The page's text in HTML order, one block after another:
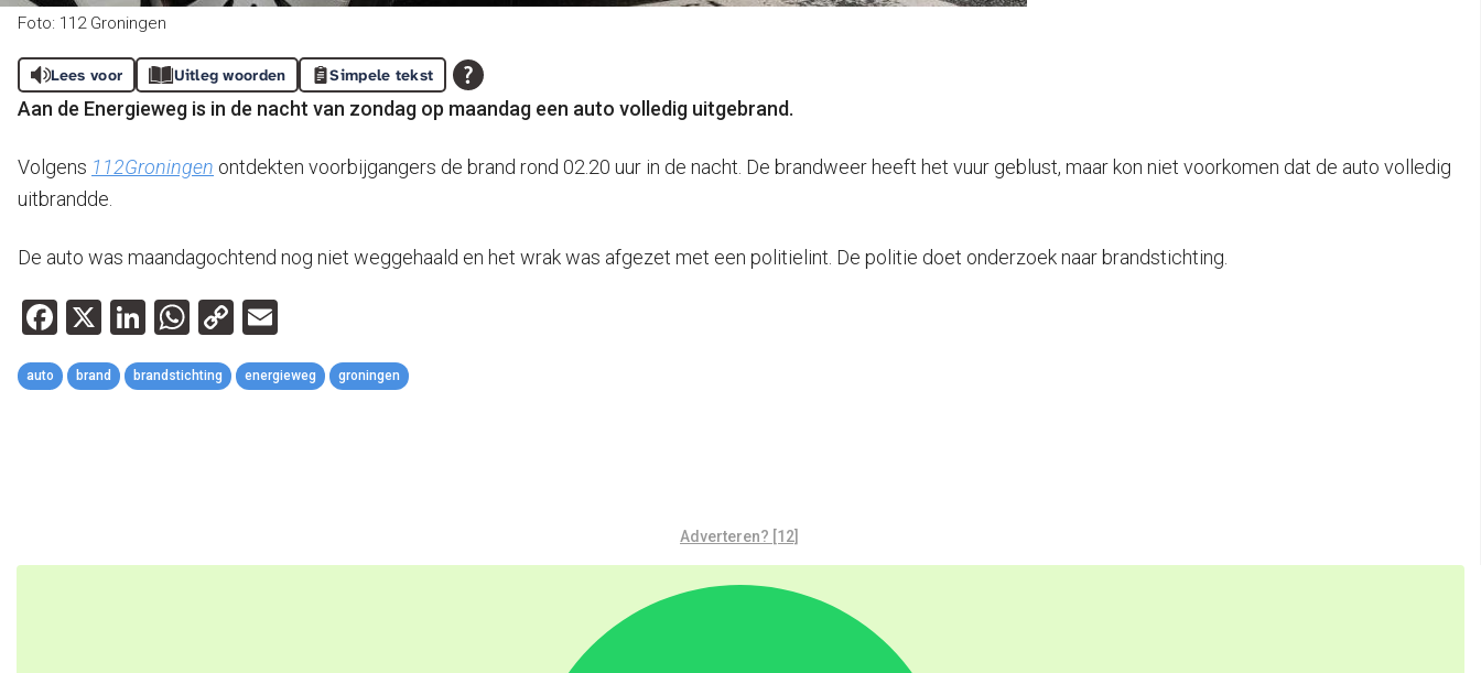
Foto: 112 Groningen
Lees voor Uitleg woorden Simpele tekst
Aan de Energieweg is in de nacht van zondag op maandag een auto volledig uitgebrand.
Volgens 112Groningen ontdekten voorbijgangers de brand rond 02.20 uur in de nacht. De brandweer heeft het vuur geblust, maar kon niet voorkomen dat de auto volledig
uitbrandde.
De auto was maandagochtend nog niet weggehaald en het wrak was afgezet met een politielint. De politie doet onderzoek naar brandstichting.
Facebook
X LinkedIn
WhatsApp
Copy
Link
auto brand brandstichting energieweg groningen
Adverteren? [12]